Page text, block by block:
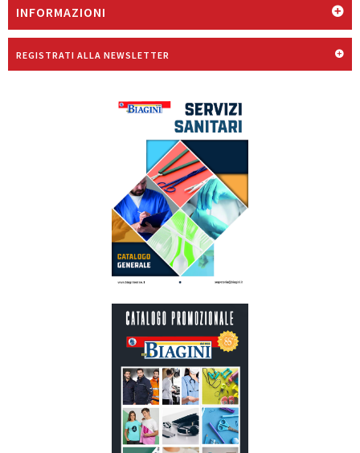
INFORMAZIONI
REGISTRATI ALLA NEWSLETTER